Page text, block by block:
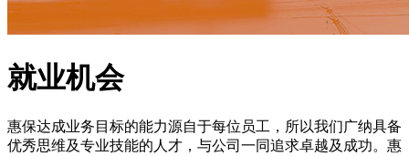
就业机会
惠保达成业务目标的能力源自于每位员工，所以我们广纳具备
优秀思维及专业技能的人才，与公司一同追求卓越及成功。惠